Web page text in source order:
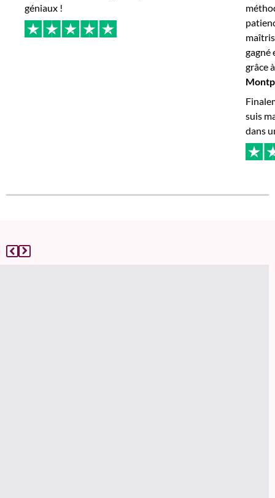
géniaux !
gagné
grâce
suis
dans